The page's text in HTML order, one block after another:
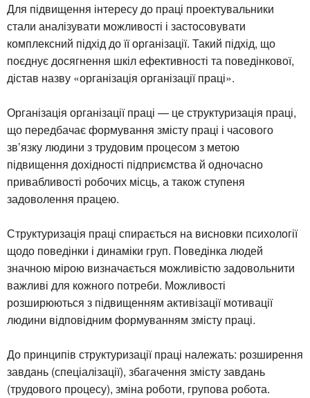
Для підвищення інтересу до праці проектувальники
стали аналізувати можливості і застосовувати
комплексний підхід до її організації. Такий підхід, що
поєднує досягнення шкіл ефективності та поведінкової,
дістав назву «організація організації праці».
Організація організації праці — це структуризація праці,
що передбачає формування змісту праці і часового
зв’язку людини з трудовим процесом з метою
підвищення дохідності підприємства й одночасно
привабливості робочих місць, а також ступеня
задоволення працею.
Структуризація праці спирається на висновки психології
щодо поведінки і динаміки груп. Поведінка людей
значною мірою визначається можливістю задовольнити
важливі для кожного потреби. Можливості
розширюються з підвищенням активізації мотивації
людини відповідним формуванням змісту праці.
До принципів структуризації праці належать: розширення
завдань (спеціалізації), збагачення змісту завдань
(трудового процесу), зміна роботи, групова робота.